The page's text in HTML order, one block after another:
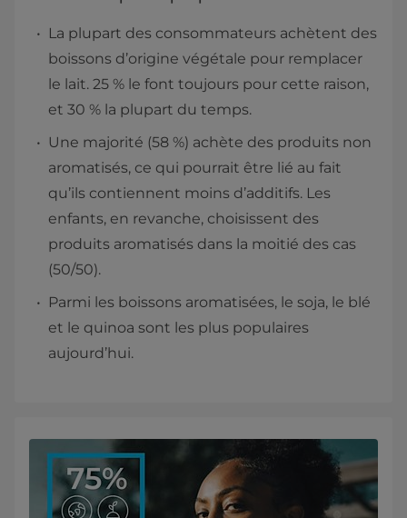
La plupart des consommateurs achètent des
boissons d’origine végétale pour remplacer
le lait. 25 % le font toujours pour cette raison,
et 30 % la plupart du temps.
Une majorité (58 %) achète des produits non
aromatisés, ce qui pourrait être lié au fait
qu’ils contiennent moins d’additifs. Les
enfants, en revanche, choisissent des
produits aromatisés dans la moitié des cas
(50/50).
Parmi les boissons aromatisées, le soja, le blé
et le quinoa sont les plus populaires
aujourd’hui.